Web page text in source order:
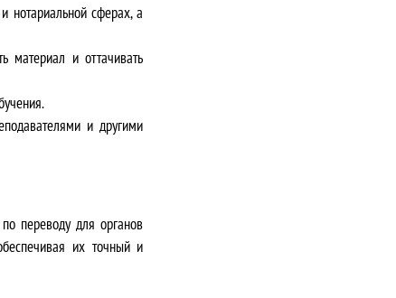
нотариальной сферах, а
материал и оттачивать
и другими
переводу для органов
их точный и